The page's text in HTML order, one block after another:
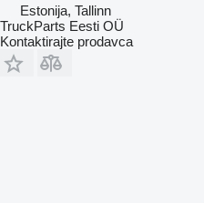
Estonija, Tallinn
TruckParts Eesti OÜ
Kontaktirajte prodavca